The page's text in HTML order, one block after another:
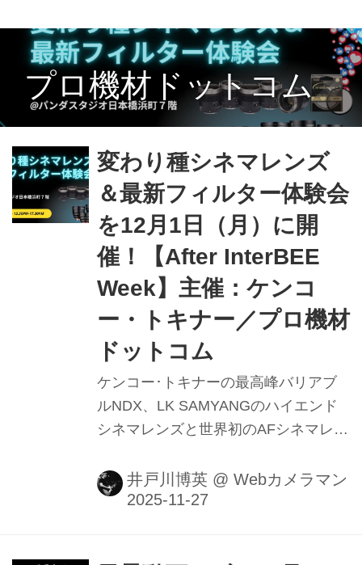
プロ機材ドットコム
変わり種シネマレンズ
＆最新フィルター体験会
を12月1日（月）に開
催！【After InterBEE
Week】主催：ケンコ
ー・トキナー／プロ機材
ドットコム
ケンコー･トキナーの最高峰バリアブ
ルNDX、LK SAMYANGのハイエンド
シネマレンズと世界初のAFシネマレン
の新製品レンズを体験できる特別イベ
ントをケンコー・トキナーとプロ機材
井戸川博英 @ Webカメラマン